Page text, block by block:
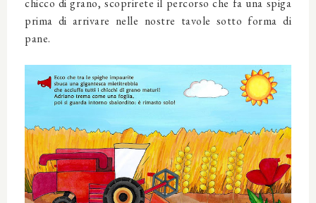
chicco di grano, scoprirete il percorso che fa una spiga
prima di arrivare nelle nostre tavole sotto forma di
pane.